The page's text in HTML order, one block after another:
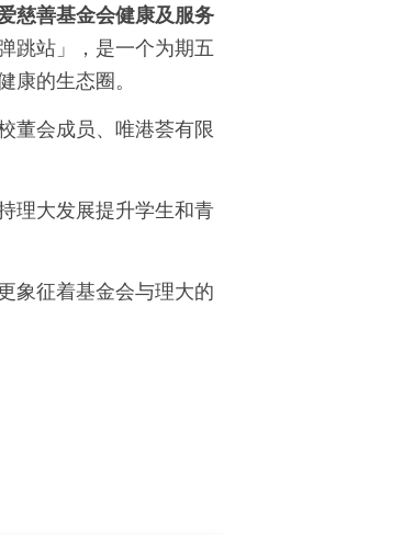
爱慈善基金会健康及服务
跳站」，是一个为期五
的生态圈。
董会成员、唯港荟有限
理大发展提升学生和青
象征着基金会与理大的